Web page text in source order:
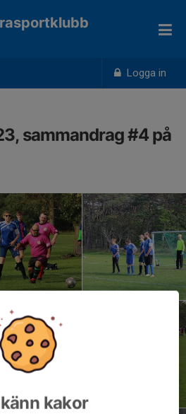
Logga in
sammandrag #4 på
kakor